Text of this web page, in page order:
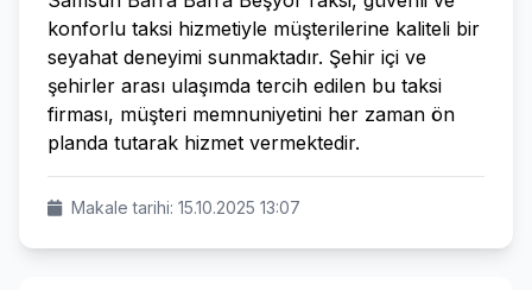
konforlu taksi hizmetiyle müşterilerine kaliteli bir
seyahat deneyimi sunmaktadır. Şehir içi ve
şehirler arası ulaşımda tercih edilen bu taksi
firması, müşteri memnuniyetini her zaman ön
planda tutarak hizmet vermektedir.
Makale tarihi: 15.10.2025 13:07